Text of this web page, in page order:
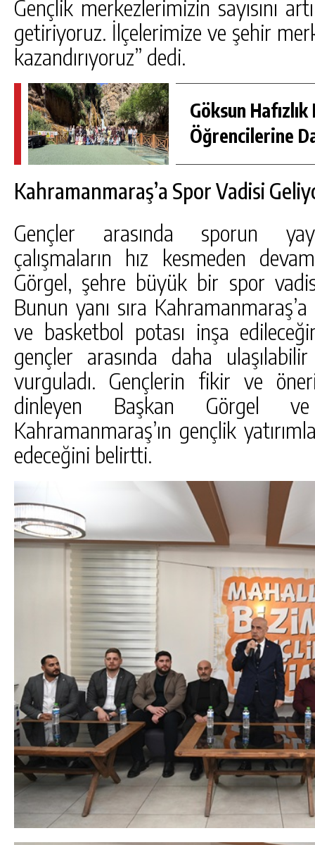
Gençlik merkezlerimizin sayısını
getiriyoruz. İlçelerimize ve şehir
kazandırıyoruz” dedi.
Göksun Hafızlık
Öğrencilerine
Kahramanmaraş’a Spor Vadisi
Gençler arasında sporun
çalışmaların hız kesmeden
Görgel, şehre büyük bir spor
Bunun yanı sıra
ve basketbol potası inşa
gençler arasında daha ulaşılabilir
vurguladı. Gençlerin fikir ve
dinleyen Başkan Görgel
Kahramanmaraş’ın gençlik
edeceğini belirtti.